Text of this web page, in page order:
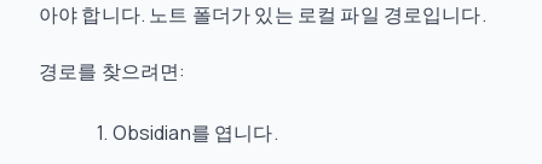
아야 합니다. 노트 폴더가 있는 로컬 파일 경로입니다.
경로를 찾으려면:
Obsidian를 엽니다.